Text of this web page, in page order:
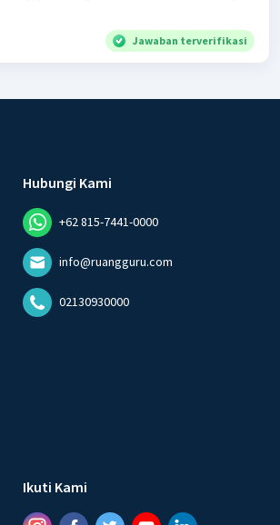
Jawaban terverifikasi
Hubungi Kami
+62 815-7441-0000
info@ruangguru.com
02130930000
Ikuti Kami